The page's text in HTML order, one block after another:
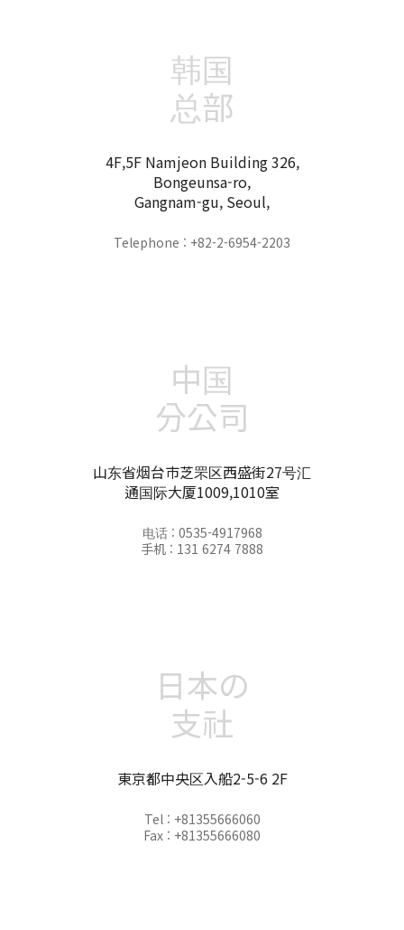
韩国
总部
4F,5F Namjeon Building 326,
Bongeunsa-ro,
Gangnam-gu, Seoul,
Telephone : +82-2-6954-2203
中国
分公司
山东省烟台市芝罘区西盛街27号汇
通国际大厦1009,1010室
电话 : 0535-4917968
手机 : 131 6274 7888
日本の
支社
東京都中央区入船2-5-6 2F
Tel : +81355666060
Fax : +81355666080